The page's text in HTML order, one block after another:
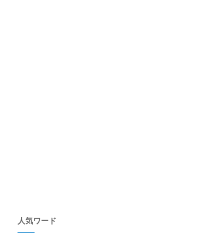
人気ワード